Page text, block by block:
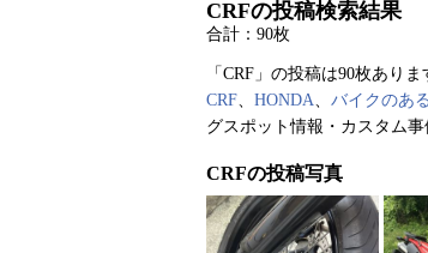
CRFの投稿検索結果
合計：90枚
「CRF」の投稿は90枚ありま
CRF、 HONDA、 バイクのあ
グスポット情報・カスタム
CRFの投稿写真